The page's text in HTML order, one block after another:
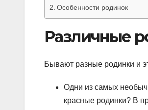
Особенности родинок
Различные
Бывают разные родинки и
Одни из самых
красные родинки? В